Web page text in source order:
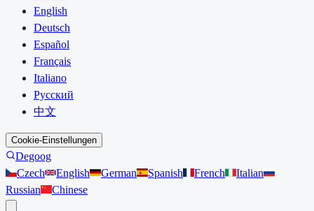
English
Deutsch
Español
Français
Italiano
Русский
中文
Cookie-Einstellungen
Degoog
Czech
English German Spanish French
Italian
Russian
Chinese